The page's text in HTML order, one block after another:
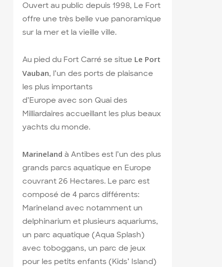
Ouvert au public depuis 1998, Le Fort
offre une très belle vue panoramique
sur la mer et la vieille ville.
Au pied du Fort Carré se situe Le Port
Vauban, l’un des ports de plaisance
les plus importants
d’Europe avec son Quai des
Milliardaires accueillant les plus beaux
yachts du monde.
Marineland à Antibes est l’un des plus
grands parcs aquatique en Europe
couvrant 26 Hectares. Le parc est
composé de 4 parcs différents:
Marineland avec notamment un
delphinarium et plusieurs aquariums,
un parc aquatique (Aqua Splash)
avec toboggans, un parc de jeux
pour les petits enfants (Kids’ Island)